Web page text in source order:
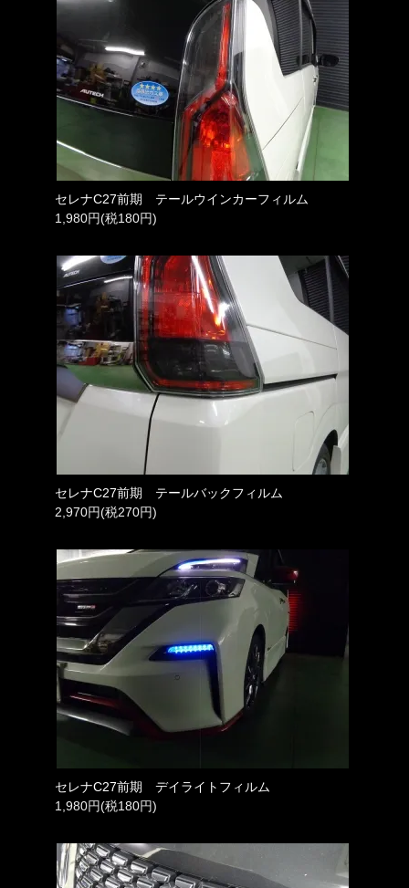
セレナC27前期 テールウインカーフィルム
1,980円(税180円)
セレナC27前期 テールバックフィルム
2,970円(税270円)
セレナC27前期 デイライトフィルム
1,980円(税180円)